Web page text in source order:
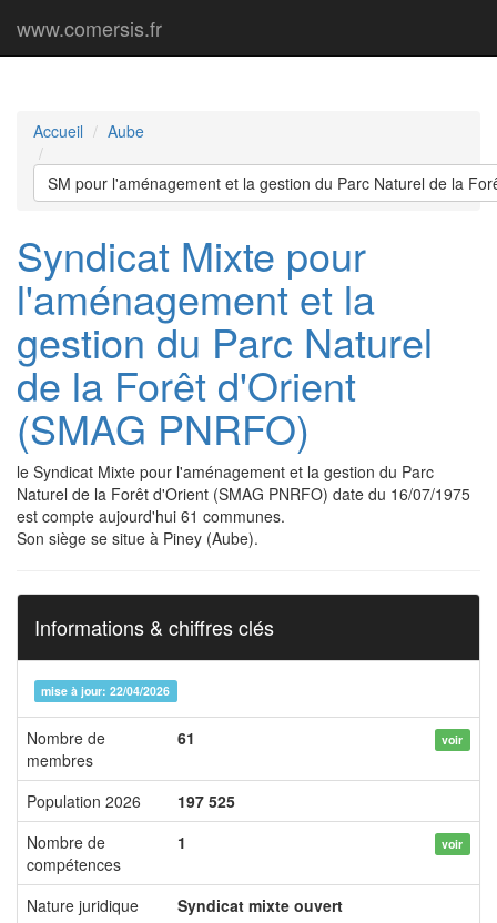
www.comersis.fr
Accueil Aube
SM pour l'aménagement et la gestion du Parc Naturel de la
Syndicat Mixte pour
l'aménagement et la
gestion du Parc Naturel
de la Forêt d'Orient
(SMAG PNRFO)
le Syndicat Mixte pour l'aménagement et la gestion du Parc
Naturel de la Forêt d'Orient (SMAG PNRFO) date du 16/07/1975
est compte aujourd'hui 61 communes.
Son siège se situe à Piney (Aube).
Informations & chiffres clés
mise à jour: 22/04/2026
Nombre de
membres
61 voir
Population 2026
197 525
Nombre de
compétences
1 voir
Nature juridique
Syndicat mixte ouvert